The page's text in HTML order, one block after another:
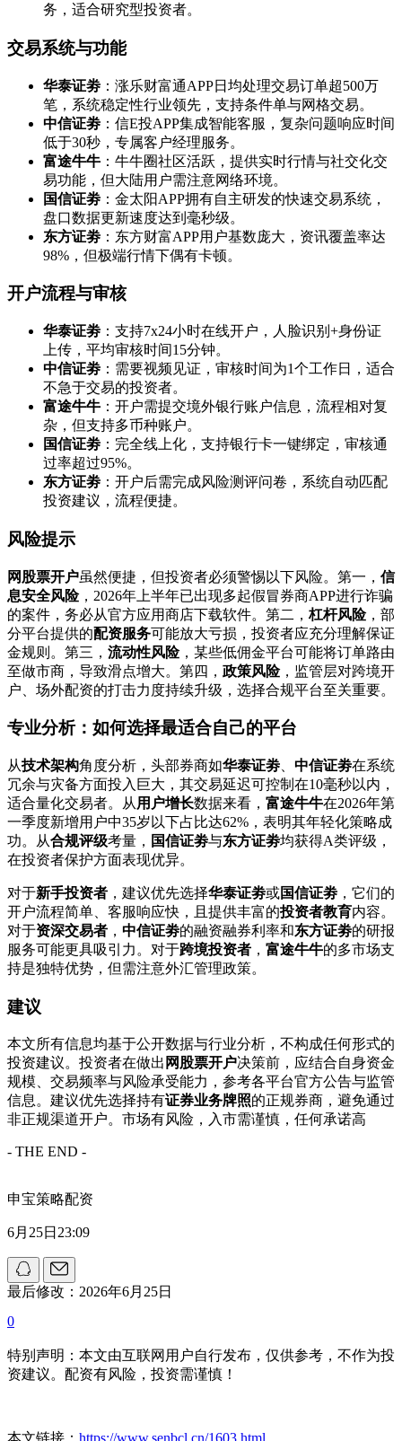
务，适合研究型投资者。
交易系统与功能
华泰证劵 ：涨乐财富通APP日均处理交易订单超500万
笔，系统稳定性行业领先，支持条件单与网格交易。
中信证劵 ：信E投APP集成智能客服，复杂问题响应时间
低于30秒，专属客户经理服务。
富途牛牛 ：牛牛圈社区活跃，提供实时行情与社交化交
易功能，但大陆用户需注意网络环境。
国信证劵 ：金太阳APP拥有自主研发的快速交易系统，
盘口数据更新速度达到毫秒级。
东方证劵 ：东方财富APP用户基数庞大，资讯覆盖率达
98%，但极端行情下偶有卡顿。
开户流程与审核
华泰证劵 ：支持7x24小时在线开户，人脸识别+身份证
上传，平均审核时间15分钟。
中信证劵 ：需要视频见证，审核时间为1个工作日，适合
不急于交易的投资者。
富途牛牛 ：开户需提交境外银行账户信息，流程相对复
杂，但支持多币种账户。
国信证劵 ：完全线上化，支持银行卡一键绑定，审核通
过率超过95%。
东方证劵 ：开户后需完成风险测评问卷，系统自动匹配
投资建议，流程便捷。
风险提示
网股票开户虽然便捷，但投资者必须警惕以下风险。第一， 信
息安全风险，2026年上半年已出现多起假冒券商APP进行诈骗
的案件，务必从官方应用商店下载软件。第二， 杠杆风险，部
分平台提供的配资服务可能放大亏损，投资者应充分理解保证
金规则。第三， 流动性风险，某些低佣金平台可能将订单路由
至做市商，导致滑点增大。第四， 政策风险，监管层对跨境开
户、场外配资的打击力度持续升级，选择合规平台至关重要。
专业分析：如何选择最适合自己的平台
从技术架构角度分析，头部券商如华泰证劵 中信证劵在系统
冗余与灾备方面投入巨大，其交易延迟可控制在10毫秒以内，
适合量化交易者。从 用户增长数据来看， 富途牛牛在2026年第
一季度新增用户中35岁以下占比达62%，表明其年轻化策略成
功。从合规评级考量， 国信证劵与东方证劵均获得A类评级，
在投资者保护方面表现优异。
对于新手投资者 ，建议优先选择华泰证劵或国信证劵 ，它们的
开户流程简单、客服响应快，且提供丰富的投资者教育内容。
对于资深交易者 ， 中信证劵的融资融券利率和东方证劵的研报
服务可能更具吸引力。对于跨境投资者 ， 富途牛牛的多市场支
持是独特优势，但需注意外汇管理政策。
建议
本文所有信息均基于公开数据与行业分析，不构成任何形式的
投资建议。投资者在做出 网股票开户决策前，应结合自身资金
规模、交易频率与风险承受能力，参考各平台官方公告与监管
信息。建议优先选择持有证券业务牌照的正规券商，避免通过
非正规渠道开户。市场有风险，入市需谨慎，任何承诺高
- THE END -
申宝策略配资
6月25日23:09
最后修改：2026年6月25日
0
特别声明：本文由互联网用户自行发布，仅供参考，不作为投
资建议。配资有风险，投资需谨慎！